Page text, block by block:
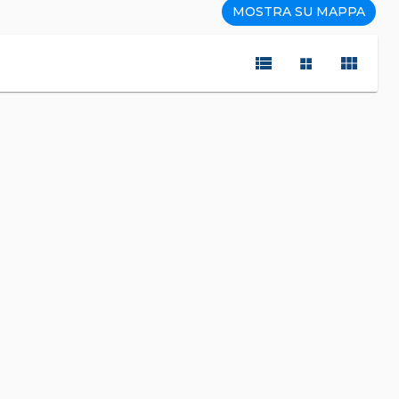
MOSTRA SU MAPPA
view_list view_module